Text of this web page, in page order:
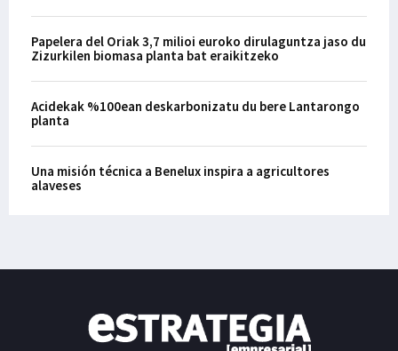
Papelera del Oriak 3,7 milioi euroko dirulaguntza jaso du
Zizurkilen biomasa planta bat eraikitzeko
Acidekak %100ean deskarbonizatu du bere Lantarongo
planta
Una misión técnica a Benelux inspira a agricultores
alaveses